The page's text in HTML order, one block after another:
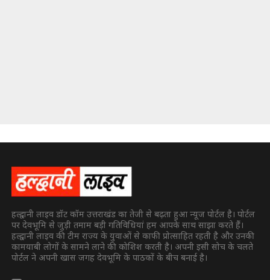
हल्द्वानी लाइव डॉट कॉम उत्तराखंड का तेजी से बढ़ता हुआ न्यूज पोर्टल है। पोर्टल
पर देवभूमि से जुड़ी तमाम बड़ी गतिविधियां हम आपके साथ साझा करते हैं।
हल्द्वानी लाइव की टीम राज्य के युवाओं से काफी प्रोत्साहित रहती है और उनकी
कामयाबी लोगों के सामने लाने की कोशिश करती है। अपनी इसी सोच के चलते
पोर्टल ने अपनी खास जगह देवभूमि के पाठकों के बीच बनाई है।